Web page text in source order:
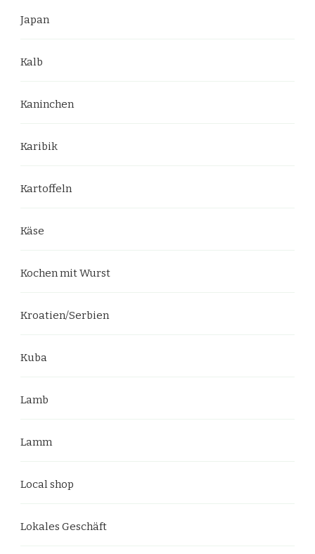
Japan
Kalb
Kaninchen
Karibik
Kartoffeln
Käse
Kochen mit Wurst
Kroatien/Serbien
Kuba
Lamb
Lamm
Local shop
Lokales Geschäft